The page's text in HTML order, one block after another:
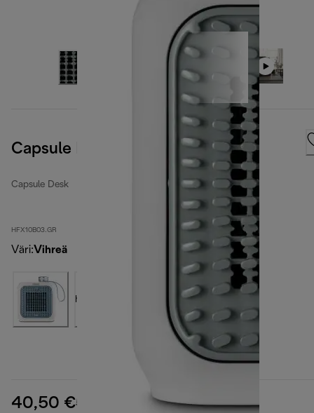
Capsule Desk
Capsule Desk
HFX10B03.GR
Väri:Vihreä
40,50 €58,90 € alkuperäinen hinta 58,90 €